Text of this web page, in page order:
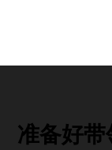
准备好